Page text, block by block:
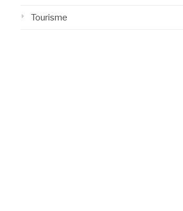
Tourisme